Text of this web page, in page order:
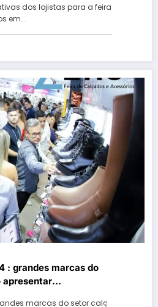
dos lojistas para a feira
em…
: grandes marcas do
apresentar
marcas do setor calç